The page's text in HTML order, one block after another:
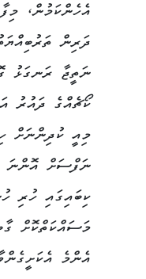
ދަރިން
ނަތީޖާ ރަނގަޅު
ކޯޗެއްގެ ދައުރު
މިއީ ކުދިންނަށް
ނަފްސަށް އޮންނަ
ކިބައިގައި ހުރި
މަސައްކަތްކޮށް
އެންމެ